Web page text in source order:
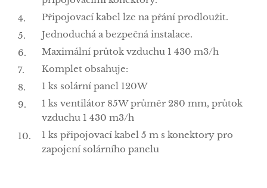
Připojovací kabel lze na přání prodloužit.
Jednoduchá a bezpečná instalace.
Maximální průtok vzduchu 1 430 m3/h
Komplet obsahuje:
1 ks solární panel 120W
1 ks ventilátor 85W průměr 280 mm, průtok
vzduchu 1 430 m3/h
1 ks připojovací kabel 5 m s konektory pro
zapojení solárního panelu